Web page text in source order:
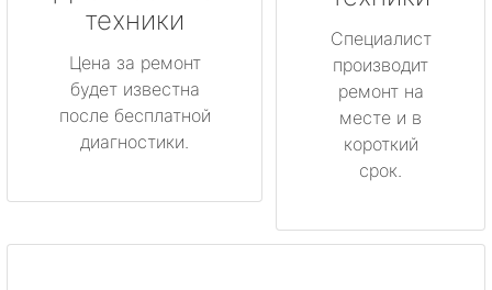
техники
Цена за ремонт
будет известна
после бесплатной
диагностики.
Специалист
производит
ремонт на
месте и в
короткий
срок.